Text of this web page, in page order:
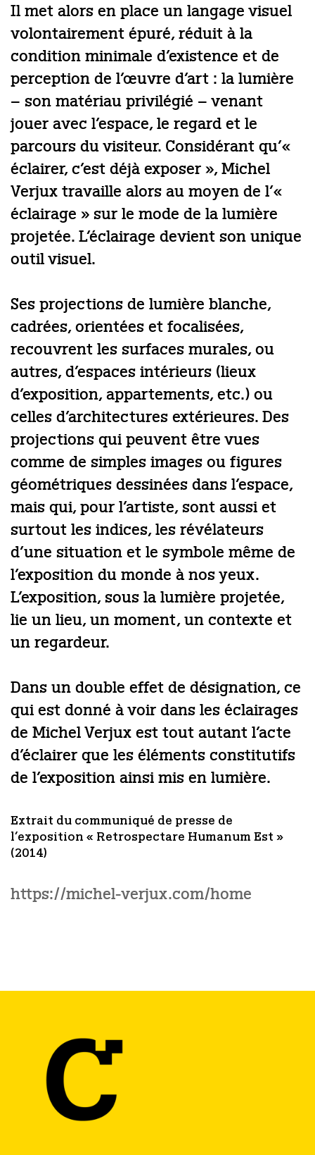
Il met alors en place un langage visuel
volontairement épuré, réduit à la
condition minimale d’existence et de
perception de l’œuvre d’art : la lumière
– son matériau privilégié – venant
jouer avec l’espace, le regard et le
parcours du visiteur. Considérant qu’«
éclairer, c’est déjà exposer », Michel
Verjux travaille alors au moyen de l’«
éclairage » sur le mode de la lumière
projetée. L’éclairage devient son unique
outil visuel.
Ses projections de lumière blanche,
cadrées, orientées et focalisées,
recouvrent les surfaces murales, ou
autres, d’espaces intérieurs (lieux
d’exposition, appartements, etc.) ou
celles d’architectures extérieures. Des
projections qui peuvent être vues
comme de simples images ou figures
géométriques dessinées dans l’espace,
mais qui, pour l’artiste, sont aussi et
surtout les indices, les révélateurs
d’une situation et le symbole même de
l’exposition du monde à nos yeux.
L’exposition, sous la lumière projetée,
lie un lieu, un moment, un contexte et
un regardeur.
Dans un double effet de désignation, ce
qui est donné à voir dans les éclairages
de Michel Verjux est tout autant l’acte
d’éclairer que les éléments constitutifs
de l’exposition ainsi mis en lumière.
Extrait du communiqué de presse de
l’exposition « Retrospectare Humanum Est »
(2014)
https://michel-verjux.com/home